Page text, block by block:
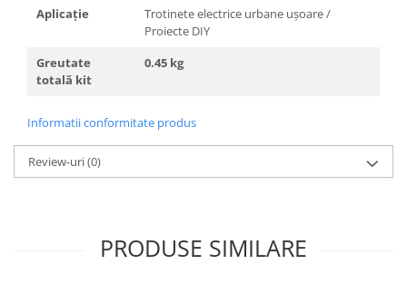
Aplicație
Trotinete electrice urbane ușoare /
Proiecte DIY
Greutate
totală kit
0.45 kg
Informatii conformitate produs
Review-uri(0)
PRODUSE SIMILARE